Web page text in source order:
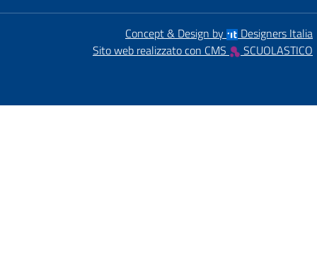
Concept & Design by
Designers Italia
Sito web realizzato con CMS
SCUOLASTICO